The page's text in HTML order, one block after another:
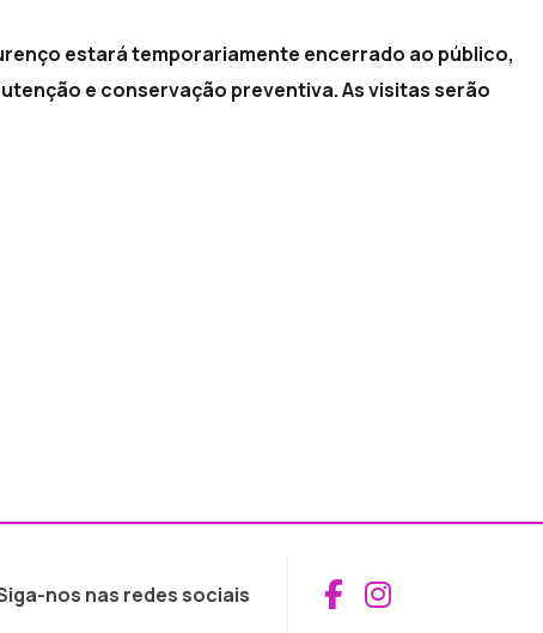
estará temporariamente encerrado ao público,
e conservação preventiva. As visitas serão
nos nas redes sociais Aceder ao
Aceder ao